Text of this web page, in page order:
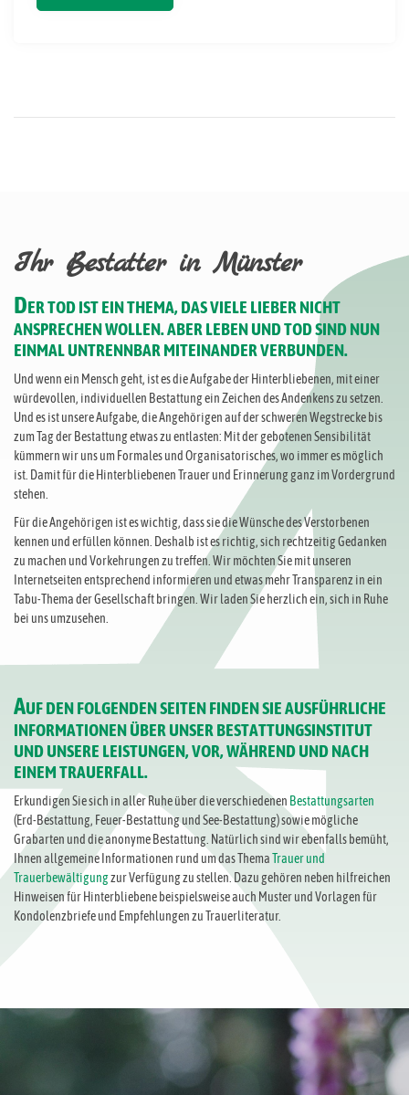
Ihr Bestatter in Münster
DER TOD IST EIN THEMA, DAS VIELE LIEBER NICHT
ANSPRECHEN WOLLEN. ABER LEBEN UND TOD SIND NUN
EINMAL UNTRENNBAR MITEINANDER VERBUNDEN.
Und wenn ein Mensch geht, ist es die Aufgabe der Hinterbliebenen, mit einer
würdevollen, individuellen Bestattung ein Zeichen des Andenkens zu setzen.
Und es ist unsere Aufgabe, die Angehörigen auf der schweren Wegstrecke bis
zum Tag der Bestattung etwas zu entlasten: Mit der gebotenen Sensibilität
kümmern wir uns um Formales und Organisatorisches, wo immer es möglich
ist. Damit für die Hinterbliebenen Trauer und Erinnerung ganz im Vordergrund
stehen.
Für die Angehörigen ist es wichtig, dass sie die Wünsche des Verstorbenen
kennen und erfüllen können. Deshalb ist es richtig, sich rechtzeitig Gedanken
zu machen und Vorkehrungen zu treffen. Wir möchten Sie mit unseren
Internetseiten entsprechend informieren und etwas mehr Transparenz in ein
Tabu-Thema der Gesellschaft bringen. Wir laden Sie herzlich ein, sich in Ruhe
bei uns umzusehen.
AUF DEN FOLGENDEN SEITEN FINDEN SIE AUSFÜHRLICHE
INFORMATIONEN ÜBER UNSER BESTATTUNGSINSTITUT
UND UNSERE LEISTUNGEN, VOR, WÄHREND UND NACH
EINEM TRAUERFALL.
Erkundigen Sie sich in aller Ruhe über die verschiedenen Bestattungsarten
(Erd-Bestattung, Feuer-Bestattung und See-Bestattung) sowie mögliche
Grabarten und die anonyme Bestattung. Natürlich sind wir ebenfalls bemüht,
Ihnen allgemeine Informationen rund um das ThemaTrauer und
Trauerbewältigungzur Verfügung zu stellen. Dazu gehören neben hilfreichen
Hinweisen für Hinterbliebene beispielsweise auch Muster und Vorlagen für
Kondolenzbriefe und Empfehlungen zu Trauerliteratur.